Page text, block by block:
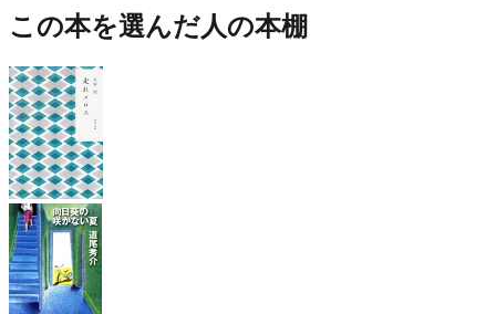
この本を選んだ人の本棚